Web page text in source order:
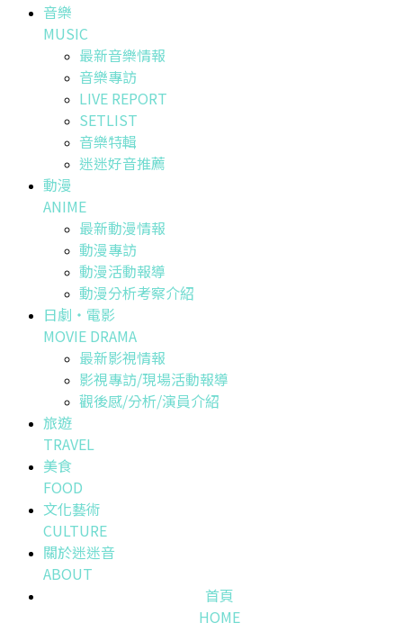
音樂
MUSIC
最新音樂情報
音樂專訪
LIVE REPORT
SETLIST
音樂特輯
迷迷好音推薦
動漫
ANIME
最新動漫情報
動漫專訪
動漫活動報導
動漫分析考察介紹
日劇・電影
MOVIE DRAMA
最新影視情報
影視專訪/現場活動報導
觀後感/分析/演員介紹
旅遊
TRAVEL
美食
FOOD
文化藝術
CULTURE
關於迷迷音
ABOUT
首頁
HOME